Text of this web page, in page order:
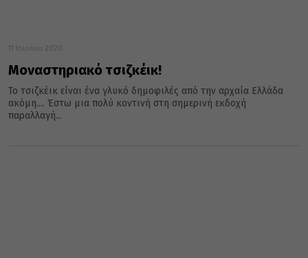
11 Ιουνίου 2020
Μοναστηριακό τσιζκέικ!
Το τσιζκέικ είναι ένα γλυκό δημοφιλές από την αρχαία Ελλάδα
ακόμη.... Έστω μια πολύ κοντινή στη σημερινή εκδοχή
παραλλαγή...